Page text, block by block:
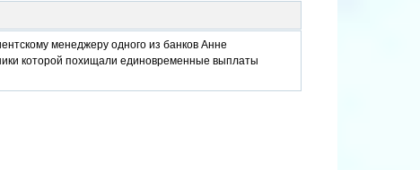
менеджеру одного из банков Анне
которой похищали единовременные выплаты